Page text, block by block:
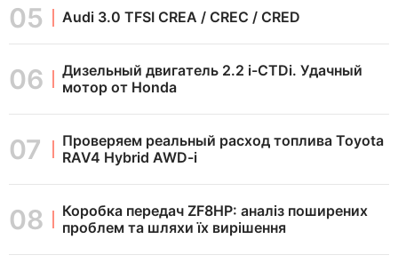
Audi 3.0 TFSI CREA / CREC / CRED
Дизельный двигатель 2.2 i-CTDi. Удачный
мотор от Honda
Проверяем реальный расход топлива Toyota
RAV4 Hybrid AWD-i
Коробка передач ZF8HP: аналіз поширених
проблем та шляхи їх вирішення